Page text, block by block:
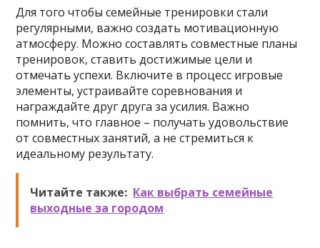
Для того чтобы семейные тренировки стали
регулярными, важно создать мотивационную
атмосферу. Можно составлять совместные планы
тренировок, ставить достижимые цели и
отмечать успехи. Включите в процесс игровые
элементы, устраивайте соревнования и
награждайте друг друга за усилия. Важно
помнить, что главное – получать удовольствие
от совместных занятий, а не стремиться к
идеальному результату.
Читайте также: Как выбрать семейные
выходные за городом